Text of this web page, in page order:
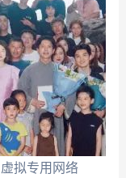
拟专用网络